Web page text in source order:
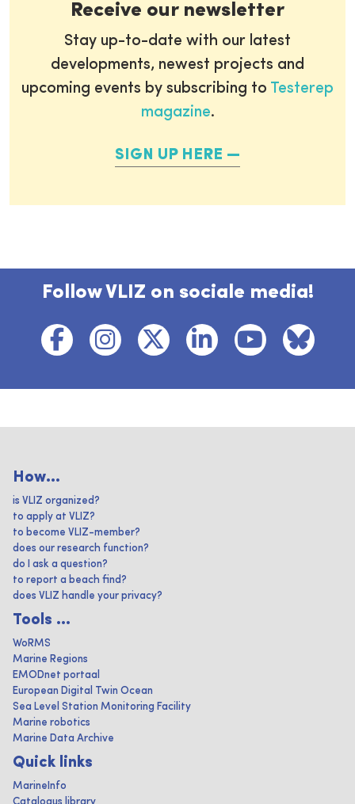
Receive our newsletter
Stay up-to-date with our latest
developments, newest projects and
upcoming events by subscribing to Testerep
magazine.
SIGN UP HERE
Follow VLIZ on sociale media!
How...
is VLIZ organized?
to apply at VLIZ?
to become VLIZ-member?
does our research function?
do I ask a question?
to report a beach find?
does VLIZ handle your privacy?
Tools ...
WoRMS
Marine Regions
EMODnet portaal
European Digital Twin Ocean
Sea Level Station Monitoring Facility
Marine robotics
Marine Data Archive
Quick links
MarineInfo